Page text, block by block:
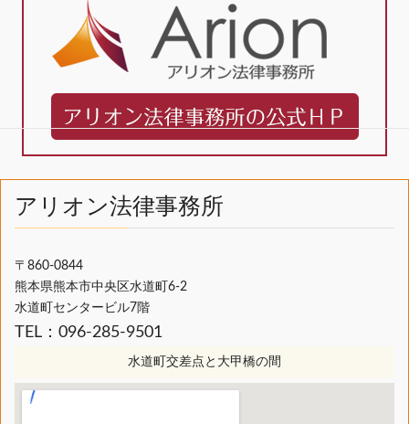
アリオン法律事務所
〒860-0844
熊本県熊本市中央区水道町6-2
水道町センタービル7階
TEL：096-285-9501
水道町交差点と大甲橋の間